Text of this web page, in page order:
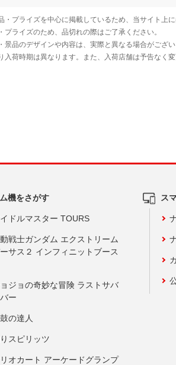
機をさがす
ドルマスター TOURS
戦士ガンダム エクストリーム
サス２ インフィニットブース
ジョの奇妙な冒険 ラストサバ
ー
の達人
スピリッツ
オカート アーケードグランプ
ス